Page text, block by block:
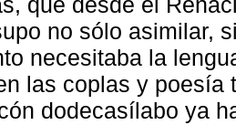
no sólo asimilar,
necesitaba la
las coplas y poesía
dodecasílabo ya